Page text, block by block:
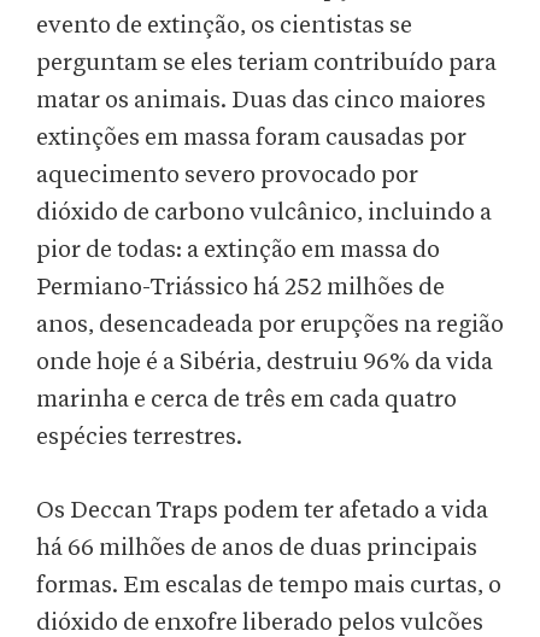
evento de extinção, os cientistas se
perguntam se eles teriam contribuído para
matar os animais. Duas das cinco maiores
extinções em massa foram causadas por
aquecimento severo provocado por
dióxido de carbono vulcânico, incluindo a
pior de todas: a extinção em massa do
Permiano-Triássico há 252 milhões de
anos, desencadeada por erupções na região
onde hoje é a Sibéria, destruiu 96% da vida
marinha e cerca de três em cada quatro
espécies terrestres.
Os Deccan Traps podem ter afetado a vida
há 66 milhões de anos de duas principais
formas. Em escalas de tempo mais curtas, o
dióxido de enxofre liberado pelos vulcões